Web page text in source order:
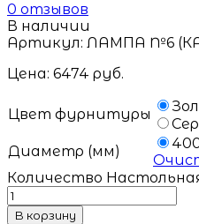
0 отзывов
В наличии
Артикул: ЛАМПА №6
Цена: 6474 руб.
Цвет фурнитуры
Диаметр (мм)
Количество
В корзину